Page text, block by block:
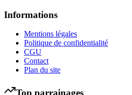
Informations
Mentions légales
Politique de confidentialité
CGU
Contact
Plan du site
Top parrainages